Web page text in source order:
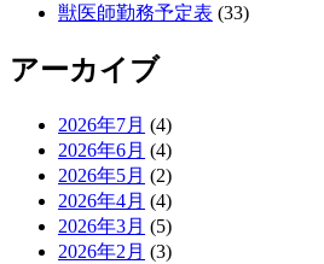
獣医師勤務予定表 (33)
アーカイブ
2026年7月 (4)
2026年6月 (4)
2026年5月 (2)
2026年4月 (4)
2026年3月 (5)
2026年2月 (3)